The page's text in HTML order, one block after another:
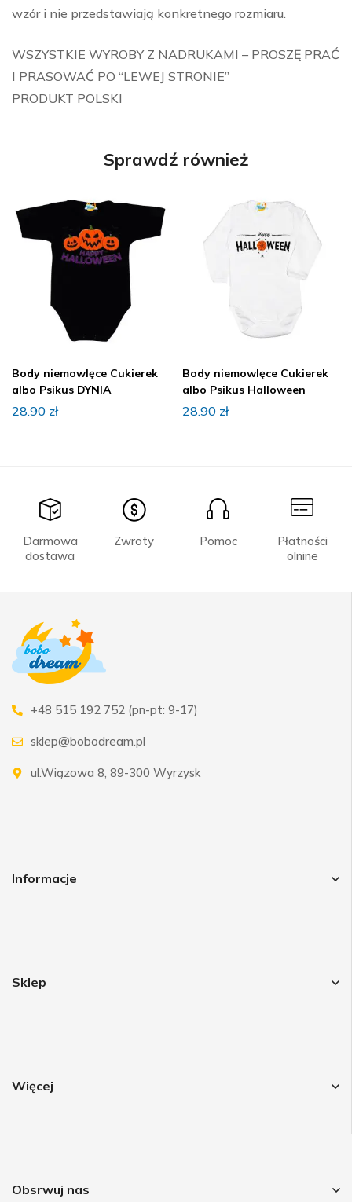
wzór i nie przedstawiają konkretnego rozmiaru.
WSZYSTKIE WYROBY Z NADRUKAMI – PROSZĘ PRAĆ
I PRASOWAĆ PO “LEWEJ STRONIE”
PRODUKT POLSKI
Sprawdź również
Body niemowlęce Cukierek
albo Psikus DYNIA
28.90 zł
Body niemowlęce Cukierek
albo Psikus Halloween
28.90 zł
Darmowa
dostawa
Zwroty Pomoc
Płatności
olnine
+48 515 192 752 (pn-pt: 9-17)
sklep@bobodream.pl
ul.Wiązowa 8, 89-300 Wyrzysk
Informacje
Sklep
Więcej
Obsrwuj nas